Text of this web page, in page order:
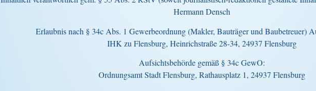
Hermann Densch
Erlaubnis nach § 34c Abs. 1 Gewerbeordnung (Makler, Bauträger und Baubetreuer)
IHK zu Flensburg, Heinrichstraße 28-34, 24937 Flensburg
Aufsichtsbehörde gemäß § 34c GewO:
Ordnungsamt Stadt Flensburg, Rathausplatz 1, 24937 Flensburg